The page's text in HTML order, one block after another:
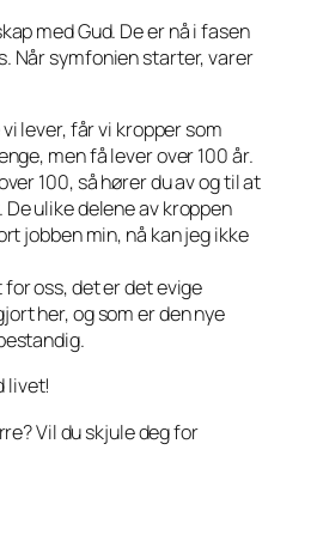
med Gud. De er nå i fasen
Når symfonien starter, varer
lever, får vi kropper som
men få lever over 100 år.
100, så hører du av og til at
De ulike delene av kroppen
jobben min, nå kan jeg ikke
oss, det er det evige
her, og som er den nye
livet!
Vil du skjule deg for